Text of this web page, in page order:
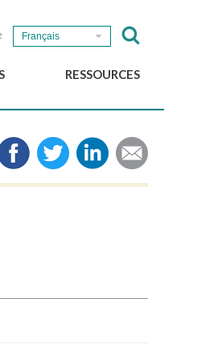
Français
RESSOURCES
Médias
Liens